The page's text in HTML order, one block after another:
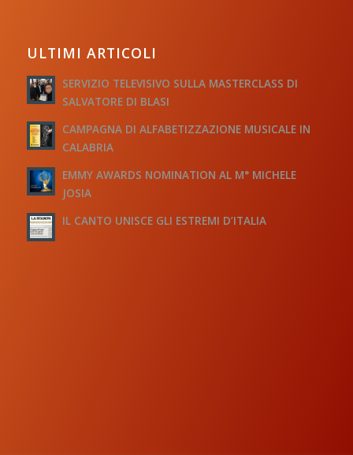
ULTIMI ARTICOLI
SERVIZIO TELEVISIVO SULLA MASTERCLASS DI
SALVATORE DI BLASI
CAMPAGNA DI ALFABETIZZAZIONE MUSICALE IN
CALABRIA
EMMY AWARDS NOMINATION AL M° MICHELE
JOSIA
IL CANTO UNISCE GLI ESTREMI D’ITALIA